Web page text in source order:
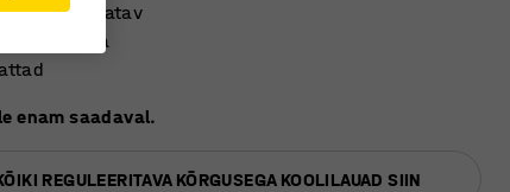
hoiustatav
kõrgusega
enam saadaval.
REGULEERITAVA KÕRGUSEGA KOOLILAUAD SIIN